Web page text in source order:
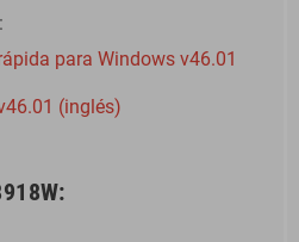
para Windows v46.01
(inglés)